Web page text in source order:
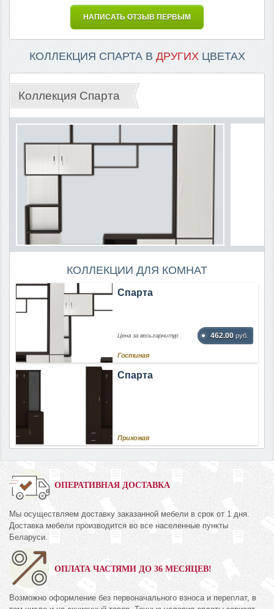
НАПИСАТЬ ОТЗЫВ ПЕРВЫМ
КОЛЛЕКЦИЯ СПАРТА В ДРУГИХЦВЕТАХ
Коллекция Спарта
КОЛЛЕКЦИИ ДЛЯ КОМНАТ
Спарта
Цена за весь гарнитур 462.00 руб.
Гостиная
Спарта
Прихожая
ОПЕРАТИВНАЯ ДОСТАВКА
Мы осуществляем доставку заказанной мебели в срок от 1 дня.
Доставка мебели производится во все населенные пункты
Беларуси.
ОПЛАТА ЧАСТЯМИ ДО 36 МЕСЯЦЕВ!
Возможно оформление без первоначального взноса и переплат, в